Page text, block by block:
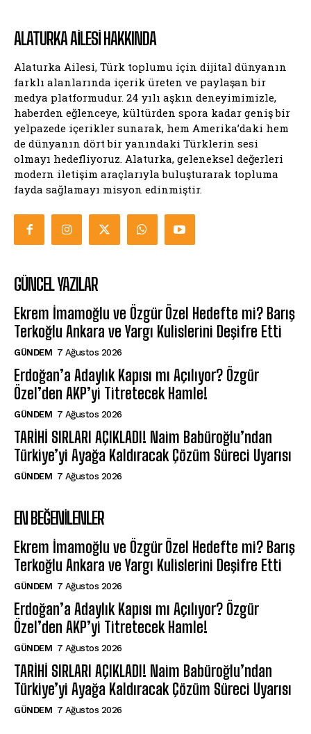
ALATURKA AILESI HAKKINDA
Alaturka Ailesi, Türk toplumu için dijital dünyanın
farklı alanlarında içerik üreten ve paylaşan bir
medya platformudur. 24 yılı aşkın deneyimimizle,
haberden eğlenceye, kültürden spora kadar geniş bir
yelpazede içerikler sunarak, hem Amerika’daki hem
de dünyanın dört bir yanındaki Türklerin sesi
olmayı hedefliyoruz. Alaturka, geleneksel değerleri
modern iletişim araçlarıyla buluşturarak topluma
fayda sağlamayı misyon edinmiştir.
GÜNCEL YAZILAR
Ekrem İmamoğlu ve Özgür Özel Hedefte mi? Barış
Terkoğlu Ankara ve Yargı Kulislerini Deşifre Etti
GÜNDEM 7 Ağustos 2026
Erdoğan’a Adaylık Kapısı mı Açılıyor? Özgür
Özel’den AKP’yi Titretecek Hamle!
GÜNDEM 7 Ağustos 2026
TARİHİ SIRLARI AÇIKLADI! Naim Babüroğlu’ndan
Türkiye’yi Ayağa Kaldıracak Çözüm Süreci Uyarısı
GÜNDEM 7 Ağustos 2026
EN BEĞENILENLER
Ekrem İmamoğlu ve Özgür Özel Hedefte mi? Barış
Terkoğlu Ankara ve Yargı Kulislerini Deşifre Etti
GÜNDEM 7 Ağustos 2026
Erdoğan’a Adaylık Kapısı mı Açılıyor? Özgür
Özel’den AKP’yi Titretecek Hamle!
GÜNDEM 7 Ağustos 2026
TARİHİ SIRLARI AÇIKLADI! Naim Babüroğlu’ndan
Türkiye’yi Ayağa Kaldıracak Çözüm Süreci Uyarısı
GÜNDEM 7 Ağustos 2026